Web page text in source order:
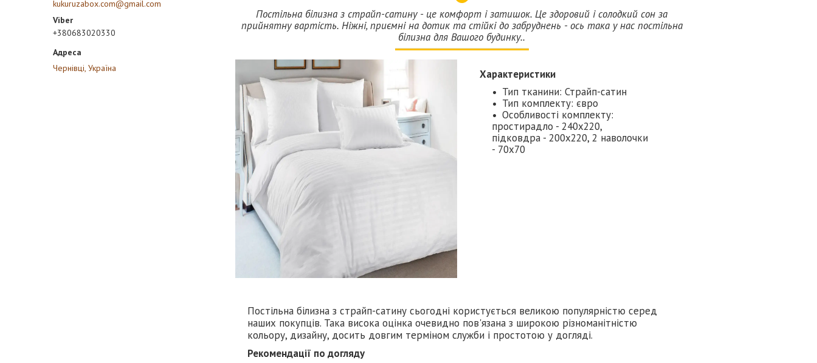
kukuruzabox.com@gmail.com
+380683020330
Чернівці, Україна
Постільна білизна з страйп-сатину - це комфорт і затишок. Це здоровий і солодкий сон за
прийнятну вартість. Ніжні, приємні на дотик та стійкі до забруднень - ось така у нас постільна
білизна для Вашого будинку..
Характеристики
Тип тканини: Страйп-сатин
Тип комплекту: євро
Особливості комплекту:
простирадло - 240х220,
підковдра - 200х220, 2 наволочки
- 70х70
Постільна білизна з страйп-сатину сьогодні користується великою популярністю серед
наших покупців. Така висока оцінка очевидно пов'язана з широкою різноманітністю
кольору, дизайну, досить довгим терміном служби і простотою у догляді.
Рекомендації по догляду